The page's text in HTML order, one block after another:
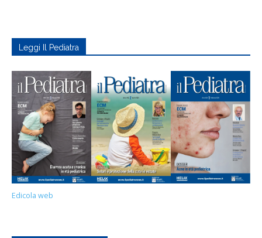
Leggi Il Pediatra
Edicola web